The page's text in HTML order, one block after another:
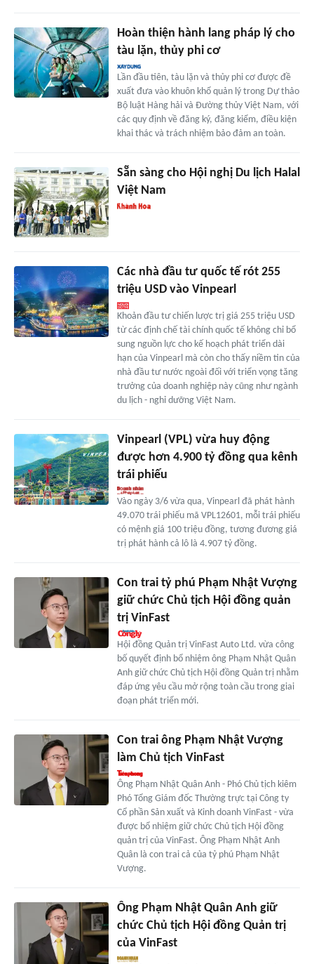
Hoàn thiện hành lang pháp lý cho
tàu lặn, thủy phi cơ
Lần đầu tiên, tàu lặn và thủy phi cơ được đề
xuất đưa vào khuôn khổ quản lý trong Dự thảo
Bộ luật Hàng hải và Đường thủy Việt Nam, với
các quy định về đăng ký, đăng kiểm, điều kiện
khai thác và trách nhiệm bảo đảm an toàn.
Sẵn sàng cho Hội nghị Du lịch Halal
Việt Nam
Các nhà đầu tư quốc tế rót 255
triệu USD vào Vinpearl
Khoản đầu tư chiến lược trị giá 255 triệu USD
từ các định chế tài chính quốc tế không chỉ bổ
sung nguồn lực cho kế hoạch phát triển dài
hạn của Vinpearl mà còn cho thấy niềm tin của
nhà đầu tư nước ngoài đối với triển vọng tăng
trưởng của doanh nghiệp này cũng như ngành
du lịch - nghỉ dưỡng Việt Nam.
Vinpearl (VPL) vừa huy động
được hơn 4.900 tỷ đồng qua kênh
trái phiếu
Vào ngày 3/6 vừa qua, Vinpearl đã phát hành
49.070 trái phiếu mã VPL12601, mỗi trái phiếu
có mệnh giá 100 triệu đồng, tương đương giá
trị phát hành cả lô là 4.907 tỷ đồng.
Con trai tỷ phú Phạm Nhật Vượng
giữ chức Chủ tịch Hội đồng quản
trị VinFast
Hội đồng Quản trị VinFast Auto Ltd. vừa công
bố quyết định bổ nhiệm ông Phạm Nhật Quân
Anh giữ chức Chủ tịch Hội đồng Quản trị nhằm
đáp ứng yêu cầu mở rộng toàn cầu trong giai
đoạn phát triển mới.
Con trai ông Phạm Nhật Vượng
làm Chủ tịch VinFast
Ông Phạm Nhật Quân Anh - Phó Chủ tịch kiêm
Phó Tổng Giám đốc Thường trực tại Công ty
Cổ phần Sản xuất và Kinh doanh VinFast - vừa
được bổ nhiệm giữ chức Chủ tịch Hội đồng
quản trị của VinFast. Ông Phạm Nhật Anh
Quân là con trai cả của tỷ phú Phạm Nhật
Vượng.
Ông Phạm Nhật Quân Anh giữ
chức Chủ tịch Hội đồng Quản trị
của VinFast